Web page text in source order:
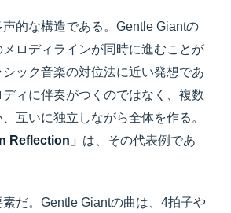
的な構造である。Gentle Giantの
ロディラインが同時に進むことが
ック音楽の対位法に近い発想であ
ィに伴奏がつくのではなく、複数
互いに独立しながら全体を作る。
Reflection」 は、その代表例であ
だ。Gentle Giantの曲は、4拍子や